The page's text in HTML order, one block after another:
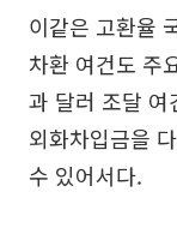
이같은 고환율
차환 여건도 주
과 달러 조달 여
외화차입금을
수 있어서다.